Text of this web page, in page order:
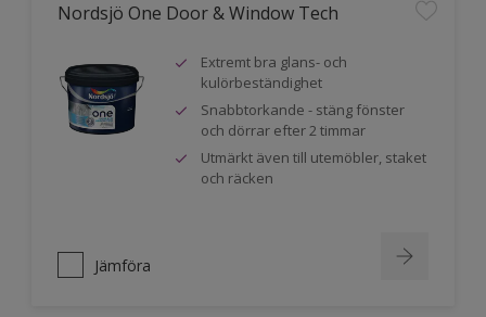
Nordsjö One Door & Window Tech
Extremt bra glans- och
kulörbeständighet
Snabbtorkande - stäng fönster
och dörrar efter 2 timmar
Utmärkt även till utemöbler, staket
och räcken
Jämföra